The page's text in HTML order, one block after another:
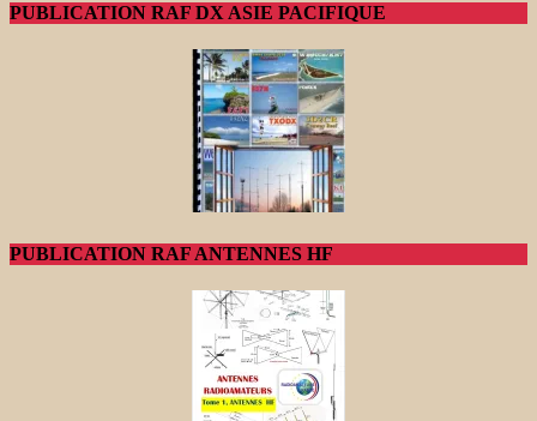
PUBLICATION RAF DX ASIE PACIFIQUE
PUBLICATION RAF ANTENNES HF